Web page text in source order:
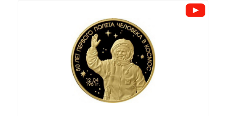
Цена выкупа
Звоните